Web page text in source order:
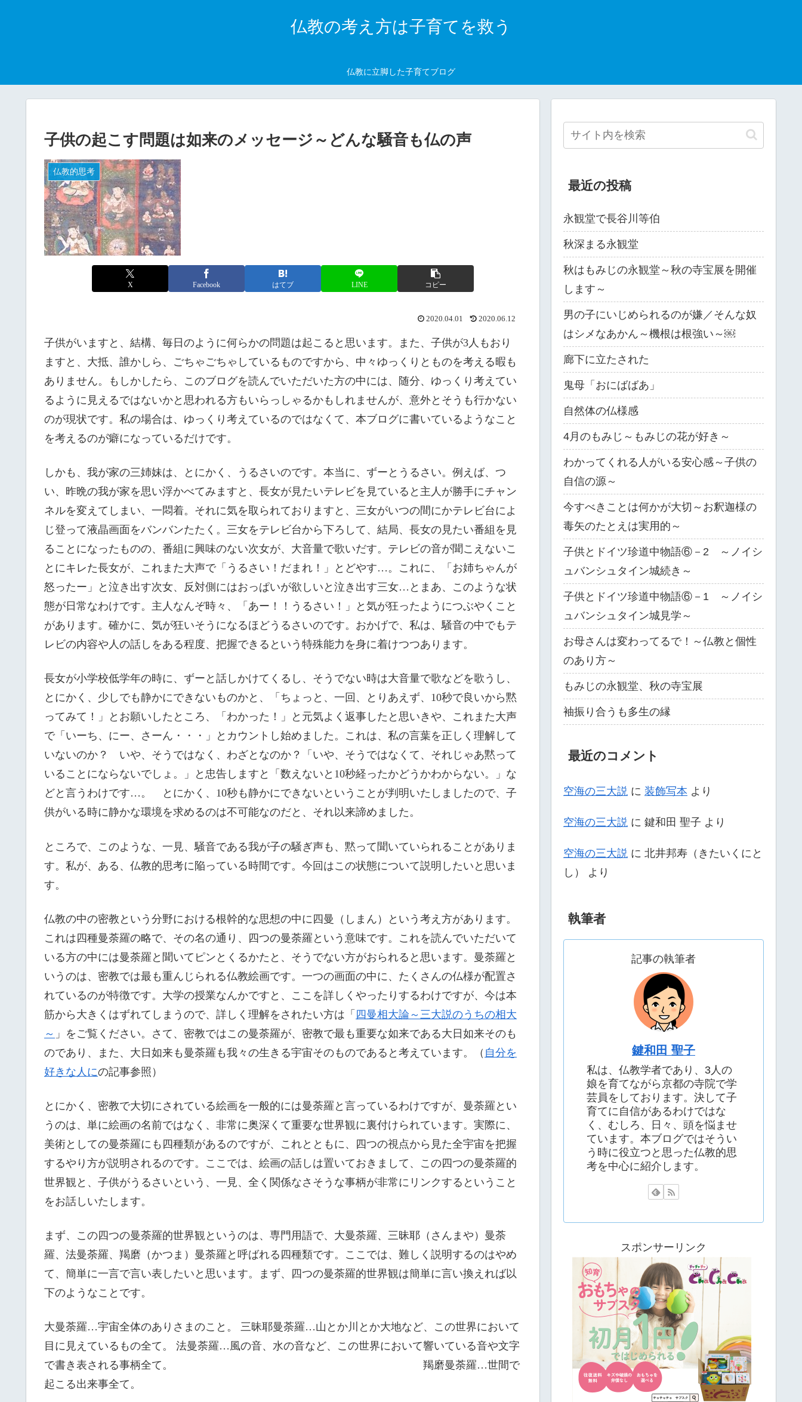
仏教の考え方は子育てを救う
仏教に立脚した子育てブログ
子供の起こす問題は如来のメッセージ～どんな騒音も仏の声
仏教的思考
X Facebook はてブ LINE コピー
2020.04.01 2020.06.12
子供がいますと、結構、毎日のように何らかの問題は起こると思います。また、子供が3人もおり
ますと、大抵、誰かしら、ごちゃごちゃしているものですから、中々ゆっくりとものを考える暇も
ありません。もしかしたら、このブログを読んでいただいた方の中には、随分、ゆっくり考えてい
るように見えるではないかと思われる方もいらっしゃるかもしれませんが、意外とそうも行かない
のが現状です。私の場合は、ゆっくり考えているのではなくて、本ブログに書いているようなこと
を考えるのが癖になっているだけです。
しかも、我が家の三姉妹は、とにかく、うるさいのです。本当に、ずーとうるさい。例えば、つ
い、昨晩の我が家を思い浮かべてみますと、長女が見たいテレビを見ていると主人が勝手にチャン
ネルを変えてしまい、一悶着。それに気を取られておりますと、三女がいつの間にかテレビ台によ
じ登って液晶画面をバンバンたたく。三女をテレビ台から下ろして、結局、長女の見たい番組を見
ることになったものの、番組に興味のない次女が、大音量で歌いだす。テレビの音が聞こえないこ
とにキレた長女が、これまた大声で「うるさい！だまれ！」とどやす…。これに、「お姉ちゃんが
怒ったー」と泣き出す次女、反対側にはおっぱいが欲しいと泣き出す三女…とまあ、このような状
態が日常なわけです。主人なんぞ時々、「あー！！うるさい！」と気が狂ったようにつぶやくこと
があります。確かに、気が狂いそうになるほどうるさいのです。おかげで、私は、騒音の中でもテ
レビの内容や人の話しをある程度、把握できるという特殊能力を身に着けつつあります。
長女が小学校低学年の時に、ずーと話しかけてくるし、そうでない時は大音量で歌などを歌うし、
とにかく、少しでも静かにできないものかと、「ちょっと、一回、とりあえず、10秒で良いから黙
ってみて！」とお願いしたところ、「わかった！」と元気よく返事したと思いきや、これまた大声
で「いーち、にー、さーん・・・」とカウントし始めました。これは、私の言葉を正しく理解して
いないのか？ いや、そうではなく、わざとなのか？「いや、そうではなくて、それじゃあ黙って
いることにならないでしょ。」と忠告しますと「数えないと10秒経ったかどうかわからない。」な
どと言うわけです…。 とにかく、10秒も静かにできないということが判明いたしましたので、子
供がいる時に静かな環境を求めるのは不可能なのだと、それ以来諦めました。
ところで、このような、一見、騒音である我が子の騒ぎ声も、黙って聞いていられることがありま
す。私が、ある、仏教的思考に陥っている時間です。今回はこの状態について説明したいと思いま
す。
仏教の中の密教という分野における根幹的な思想の中に四曼（しまん）という考え方があります。
これは四種曼荼羅の略で、その名の通り、四つの曼荼羅という意味です。これを読んでいただいて
いる方の中には曼荼羅と聞いてピンとくるかたと、そうでない方がおられると思います。曼荼羅と
いうのは、密教では最も重んじられる仏教絵画です。一つの画面の中に、たくさんの仏様が配置さ
れているのが特徴です。大学の授業なんかですと、ここを詳しくやったりするわけですが、今は本
筋から大きくはずれてしまうので、詳しく理解をされたい方は「 四曼相大論～三大説のうちの相大
～ 」をご覧ください。さて、密教ではこの曼荼羅が、密教で最も重要な如来である大日如来そのも
のであり、また、大日如来も曼荼羅も我々の生きる宇宙そのものであると考えています。（ 自分を
好きな人にの記事参照）
とにかく、密教で大切にされている絵画を一般的には曼荼羅と言っているわけですが、曼荼羅とい
うのは、単に絵画の名前ではなく、非常に奥深くて重要な世界観に裏付けられています。実際に、
美術としての曼荼羅にも四種類があるのですが、これとともに、四つの視点から見た全宇宙を把握
するやり方が説明されるのです。ここでは、絵画の話しは置いておきまして、この四つの曼荼羅的
世界観と、子供がうるさいという、一見、全く関係なさそうな事柄が非常にリンクするということ
をお話しいたします。
まず、この四つの曼荼羅的世界観というのは、専門用語で、大曼荼羅、三昧耶（さんまや）曼荼
羅、法曼荼羅、羯磨（かつま）曼荼羅と呼ばれる四種類です。ここでは、難しく説明するのはやめ
て、簡単に一言で言い表したいと思います。まず、四つの曼荼羅的世界観は簡単に言い換えれば以
下のようなことです。
大曼荼羅…宇宙全体のありさまのこと。 三昧耶曼荼羅…山とか川とか大地など、この世界において
目に見えているもの全て。 法曼荼羅…風の音、水の音など、この世界において響いている音や文字
で書き表される事柄全て。 羯磨曼荼羅…世間で
起こる出来事全て。
最近の投稿
永観堂で長谷川等伯
秋深まる永観堂
秋はもみじの永観堂～秋の寺宝展を開催
します～
男の子にいじめられるのが嫌／そんな奴
はシメなあかん～機根は根強い～￼
廊下に立たされた
鬼母「おにばばあ」
自然体の仏様感
4月のもみじ～もみじの花が好き～
わかってくれる人がいる安心感～子供の
自信の源～
今すべきことは何かが大切～お釈迦様の
毒矢のたとえは実用的～
子供とドイツ珍道中物語⑥－2 ～ノイシ
ュバンシュタイン城続き～
子供とドイツ珍道中物語⑥－1 ～ノイシ
ュバンシュタイン城見学～
お母さんは変わってるで！～仏教と個性
のあり方～
もみじの永観堂、秋の寺宝展
袖振り合うも多生の縁
最近のコメント
空海の三大説 に 装飾写本 より
空海の三大説 に 鍵和田 聖子 より
空海の三大説 に 北井邦寿（きたいくにと
し）
より
執筆者
記事の執筆者
鍵和田 聖子
私は、仏教学者であり、3人の
娘を育てながら京都の寺院で学
芸員をしております。決して子
育てに自信があるわけではな
く、むしろ、日々、頭を悩ませ
ています。本ブログではそうい
う時に役立つと思った仏教的思
考を中心に紹介します。
スポンサーリンク